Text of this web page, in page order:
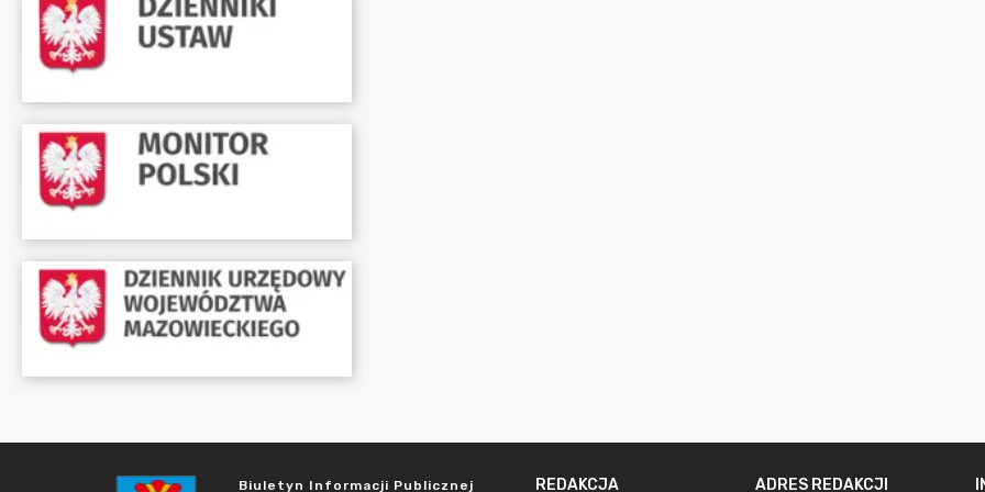
Biuletyn Informacji Publicznej REDAKCJA ADRES REDAKCJI